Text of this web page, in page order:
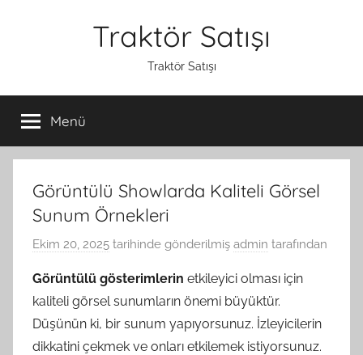
Traktör Satışı
Traktör Satışı
Menü
Görüntülü Showlarda Kaliteli Görsel
Sunum Örnekleri
Ekim 20, 2025 tarihinde gönderilmiş admin tarafından
Görüntülü gösterimlerin etkileyici olması için
kaliteli görsel sunumların önemi büyüktür.
Düşünün ki, bir sunum yapıyorsunuz. İzleyicilerin
dikkatini çekmek ve onları etkilemek istiyorsunuz.